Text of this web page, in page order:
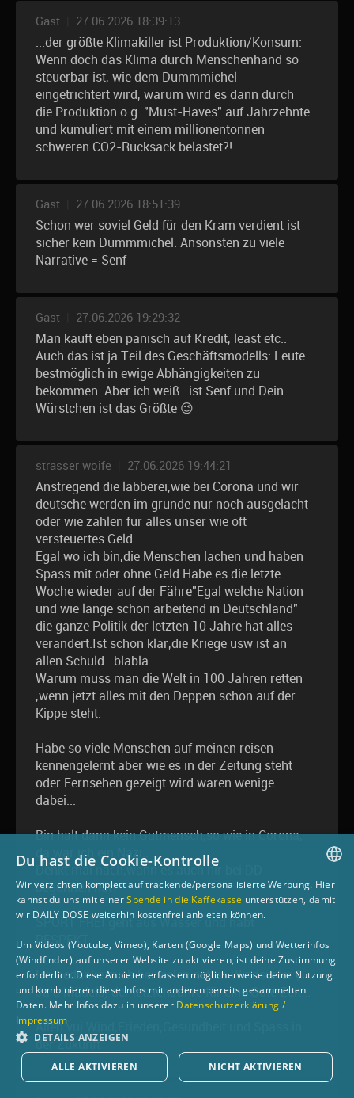
Gast 27.06.2026 18:39:13
...der größte Klimakiller ist Produktion/Konsum:
Wenn doch das Klima durch Menschenhand so
steuerbar ist, wie dem Dummmichel
eingetrichtert wird, warum wird es dann durch
die Produktion o.g. "Must-Haves" auf Jahrzehnte
und kumuliert mit einem millionentonnen
schweren CO2-Rucksack belastet?!
Gast 27.06.2026 18:51:39
Schon wer soviel Geld für den Kram verdient ist
sicher kein Dummmichel. Ansonsten zu viele
Narrative = Senf
Gast 27.06.2026 19:29:32
Man kauft eben panisch auf Kredit, least etc..
Auch das ist ja Teil des Geschäftsmodells: Leute
bestmöglich in ewige Abhängigkeiten zu
bekommen. Aber ich weiß...ist Senf und Dein
Würstchen ist das Größte 😉
strasser woife 27.06.2026 19:44:21
Anstregend die labberei,wie bei Corona und wir
deutsche werden im grunde nur noch ausgelacht
oder wie zahlen für alles unser wie oft
versteuertes Geld...
Egal wo ich bin,die Menschen lachen und haben
Spass mit oder ohne Geld.Habe es die letzte
Woche wieder auf der Fähre"Egal welche Nation
und wie lange schon arbeitend in Deutschland"
die ganze Politik der letzten 10 Jahre hat alles
verändert.Ist schon klar,die Kriege usw ist an
allen Schuld...blabla
Warum muss man die Welt in 100 Jahren retten
,wenn jetzt alles mit den Deppen schon auf der
Kippe steht.
Habe so viele Menschen auf meinen reisen
kennengelernt aber wie es in der Zeitung steht
oder Fernsehen gezeigt wird waren wenige
dabei...
Bin halt dann kein Gutmensch,so wie in Corona,
da war ich ein Nazi..
Denkt mal nach,wann es auch hir bei DD
begonnen hat?
SPORT FREI geht aus Wasser und habt
RESPEKT..
Ich bedanke mich bei vielen netten Windsurfer {
Ja a Mädels) der letztenJahre für eine Gute Zeit...
Allen vui Wind,Frieden,Gesundheit und Spass in
der Zukunft
GERMAN
Du hast die Cookie-Kontrolle
Wir verzichten komplett auf trackende/personalisierte Werbung. Hier
kannst du uns mit einerSpende in die Kaffekasse unterstützen, damit
wir DAILY DOSE weiterhin kostenfrei anbieten können.
Um Videos (Youtube, Vimeo), Karten (Google Maps) und Wetterinfos
(Windfinder) auf unserer Website zu aktivieren, ist deine Zustimmung
erforderlich. Diese Anbieter erfassen möglicherweise deine Nutzung
und kombinieren diese Infos mit anderen bereits gesammelten
Daten. Mehr Infos dazu in unserer Datenschutzerklärung /
Impressum
DETAILS ANZEIGEN
ALLE AKTIVIEREN NICHT AKTIVIEREN